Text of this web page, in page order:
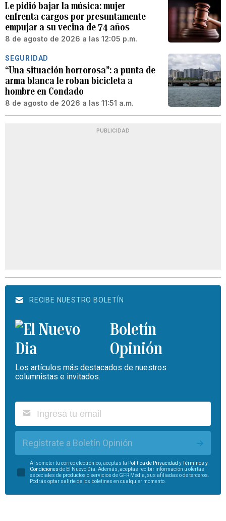
Le pidió bajar la música: mujer
enfrenta cargos por presuntamente
empujar a su vecina de 74 años
8 de agosto de 2026 a las 12:05 p.m.
SEGURIDAD
“Una situación horrorosa”: a punta de
arma blanca le roban bicicleta a
hombre en Condado
8 de agosto de 2026 a las 11:51 a.m.
PUBLICIDAD
RECIBE NUESTRO BOLETÍN
Boletín
Opinión
Los artículos más destacados de nuestros
columnistas e invitados.
Regístrate a Boletín Opinión
Al someter tu correo electrónico, aceptas la Política de Privacidad y
Términos y
Condiciones de El Nuevo Día. Además, aceptas recibir información u ofertas
especiales de productos o servicios de GFR Media, sus afiliadas o de terceros.
Podrás optar salirte de los boletines en cualquier momento.